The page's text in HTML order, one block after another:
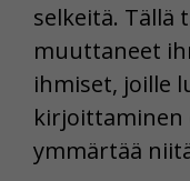
selkeitä. Tällä
muuttaneet
ihmiset, joille
kirjoittaminen
ymmärtää